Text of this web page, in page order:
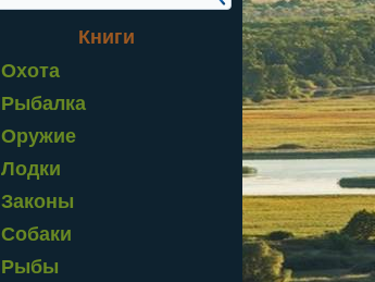
Книги
Охота
Рыбалка
Оружие
Лодки
Законы
Собаки
Рыбы